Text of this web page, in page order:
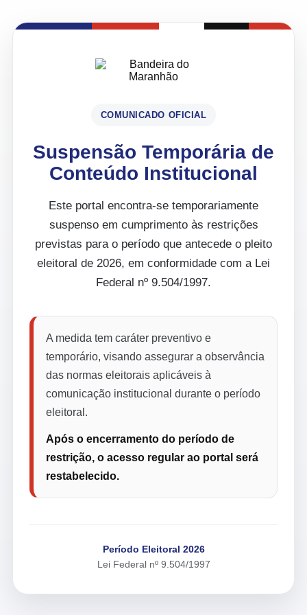
COMUNICADO OFICIAL
Suspensão Temporária de
Conteúdo Institucional
Este portal encontra-se temporariamente
suspenso em cumprimento às restrições
previstas para o período que antecede o pleito
eleitoral de 2026, em conformidade com a Lei
Federal nº 9.504/1997.
A medida tem caráter preventivo e
temporário, visando assegurar a observância
das normas eleitorais aplicáveis à
comunicação institucional durante o período
eleitoral.
Após o encerramento do período de
restrição, o acesso regular ao portal será
restabelecido.
Período Eleitoral 2026
Lei Federal nº 9.504/1997